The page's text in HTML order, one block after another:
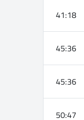
41:18
45:36
45:36
50:47